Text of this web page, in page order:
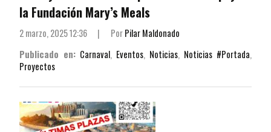
la Fundación Mary’s Meals
2 marzo, 2025 12:36 | PorPilar Maldonado
Publicado en: Carnaval, Eventos, Noticias, Noticias #Portada,
Proyectos